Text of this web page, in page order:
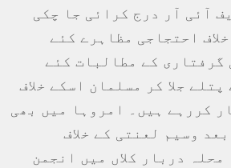
آئی آر درج کرائی جا چکی
احتجاجی مظاہرے کئے
گرفتاری کے مطالبات کئے
جلا کر مسلمان اسکے خلاف
کررہے ہیں۔ امروہا میں بھی
وسیم لعنتی کے خلاف
دربار کلاں میں انجمن